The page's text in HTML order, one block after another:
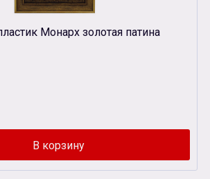
Монарх золотая патина